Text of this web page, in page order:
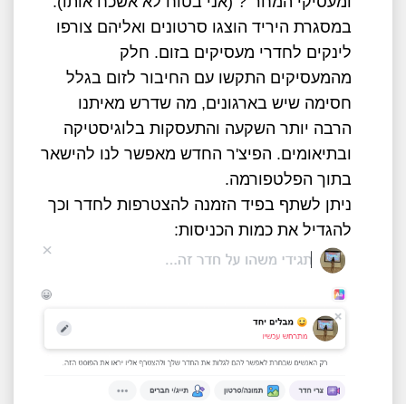
במסגרת היריד הוצגו סרטונים ואליהם צורפו
לינקים לחדרי מעסיקים בזום. חלק
מהמעסיקים התקשו עם החיבור לזום בגלל
חסימה שיש בארגונים, מה שדרש מאיתנו
הרבה יותר השקעה והתעסקות בלוגיסטיקה
ובתיאומים. הפיצ'ר החדש מאפשר לנו להישאר
בתוך הפלטפורמה.
ניתן לשתף בפיד הזמנה להצטרפות לחדר וכך
להגדיל את כמות הכניסות: